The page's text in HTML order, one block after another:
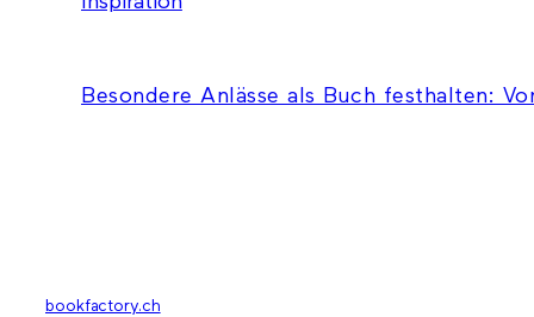
Besondere Anlässe als Buch festhalten:
bookfactory.ch